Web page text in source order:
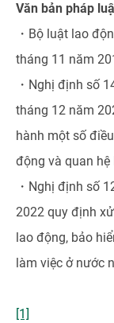
Văn bản pháp
・Bộ luật lao
tháng 11 năm
・Nghị định số
tháng 12 năm
hành một số
động và quan hệ
・Nghị định số
2022 quy định
lao động, bảo
làm việc ở nước
[1]